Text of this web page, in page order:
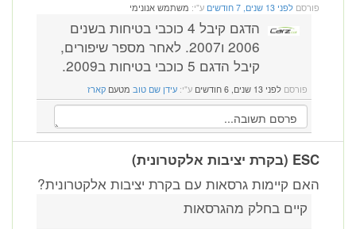
פורסם לפני 13 שנים, 7 חודשים ע"י: משתמש אנונימי
הדגם קיבל 4 כוכבי בטיחות בשנים
2006 ו2007. לאחר מספר שיפורים,
קיבל הדגם 5 כוכבי בטיחות ב2009.
פורסם לפני 13 שנים, 6 חודשים ע"י: עידן שם טוב מטעם קארז
ESC (בקרת יציבות אלקטרונית)
האם קיימות גרסאות עם בקרת יציבות אלקטרונית?
קיים בחלק מהגרסאות